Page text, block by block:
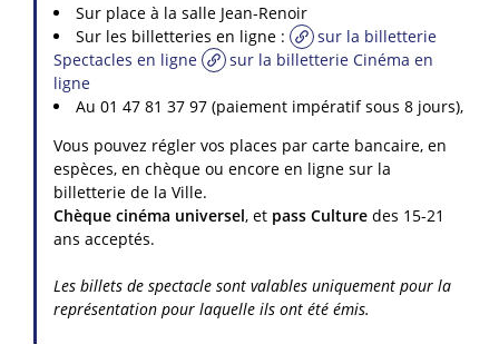
Sur place à la salle Jean-Renoir
Sur les billetteries en ligne :
sur la billetterie
Spectacles en ligne
sur la billetterie Cinéma en
ligne
Au 01 47 81 37 97 (paiement impératif sous 8 jours),
Vous pouvez régler vos places par carte bancaire, en
espèces, en chèque ou encore en ligne sur la
billetterie de la Ville.
Chèque cinéma universel, et pass Culture des 15-21
ans acceptés.
Les billets de spectacle sont valables uniquement pour la
représentation pour laquelle ils ont été émis.